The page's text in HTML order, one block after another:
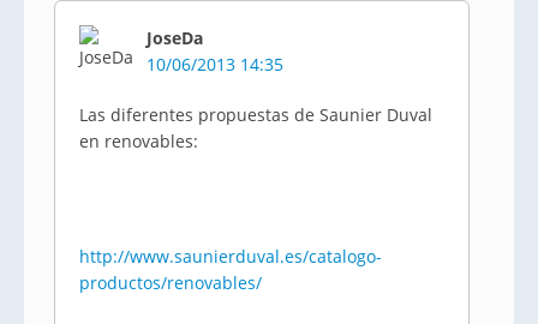
JoseDa
10/06/2013 14:35
Las diferentes propuestas de Saunier Duval
en renovables:
http://www.saunierduval.es/catalogo-
productos/renovables/